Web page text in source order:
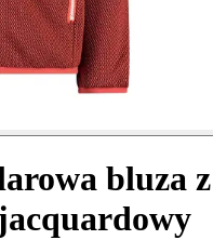
bluza z